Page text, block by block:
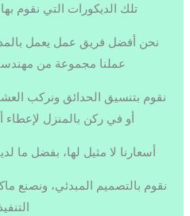
تلك الديكورات التي نقوم
نحن أفضل فريق عمل يعمل
عملنا مجموعة من
نقوم بتنسيق الحدائق ونركب
أو في ركن بالمنزل لإعطاء
أسعارنا لا مثيل لها، بفضل ما
نقوم بالتصميم المبدئي، ونصنع